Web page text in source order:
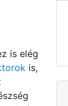
is elég
is,